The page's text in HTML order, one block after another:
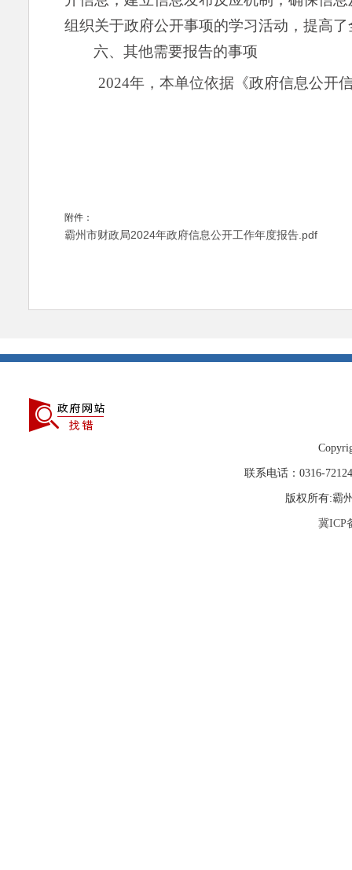
组织关于政府公开事项的学习活动，提高
六、其他需要报告的事项
2024年，本单位依据《政府信息公开
附件：
霸州市财政局2024年政府信息公开工作年度报告.pdf
联系电话：0316-
版权所有:霸
冀ICP